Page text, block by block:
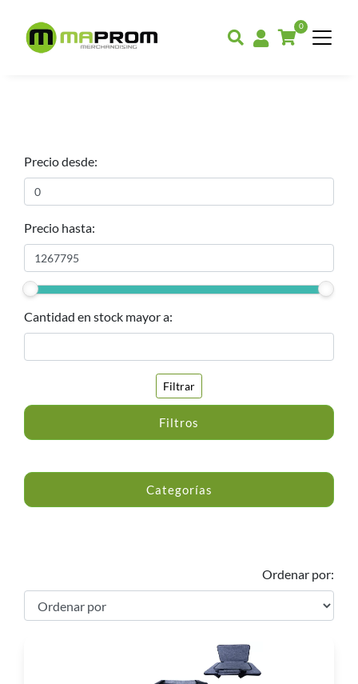
0
Precio desde:
Precio hasta:
Cantidad en stock mayor a:
Filtrar
Filtros
Categorías
Ordenar por: